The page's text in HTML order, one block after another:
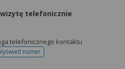
telefonicznie
telefonicznego kontaktu
numer
telefonu do rejestracji